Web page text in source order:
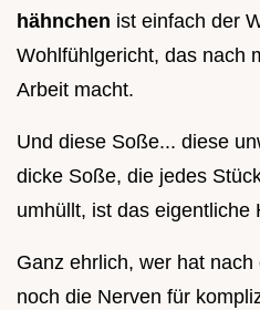
hähnchen ist einfach der
Wohlfühlgericht, das nach
Arbeit macht.
Und diese Soße... diese
dicke Soße, die jedes
umhüllt, ist das eigentliche
Ganz ehrlich, wer hat
noch die Nerven für